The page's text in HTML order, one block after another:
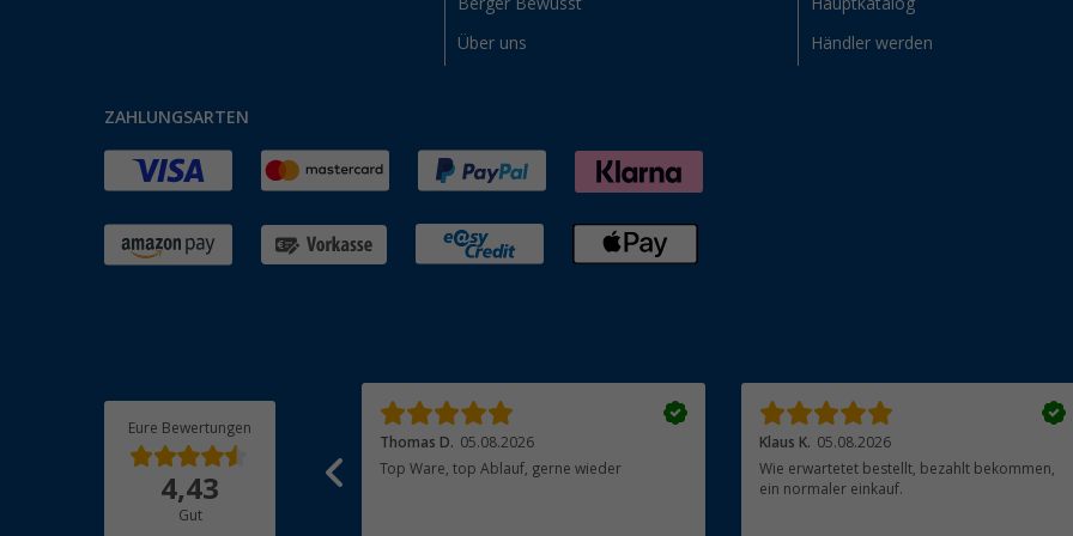
Über uns Händler werden
ZAHLUNGSARTEN
Eure Bewertungen
4,43
Gut
Tolle Online Bestellung, schnelle Lieferung,
Thomas D. 05.08.2026
Top Ware, top Ablauf, gerne wieder
Klaus K. 05.08.2026
Wie erwartetet bestellt, bezahlt bekommen,
ein normaler einkauf.